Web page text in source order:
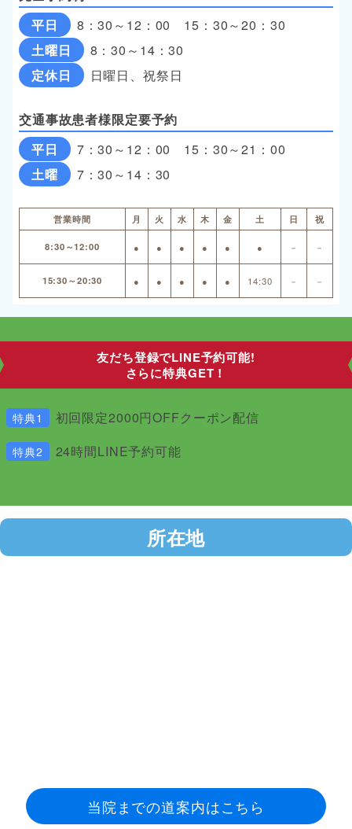
平日
8：30～12：00 15：30～20：30
土曜日
8：30～14：30
定休日
日曜日、祝祭日
交通事故患者様限定要予約
平日
7：30～12：00 15：30～21：00
土曜
7：30～14：30
営業時間 月 火 水 木 金 土 日 祝
8:30～12:00 ● ● ● ● ● ● － －
15:30～20:30 ● ● ● ● ● 14:30 － －
友だち登録でLINE予約可能!
さらに特典GET！
特典1 初回限定2000円OFFクーポン配信
特典2 24時間LINE予約可能
所在地
当院までの道案内はこちら